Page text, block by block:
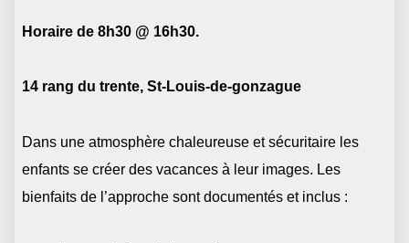
Horaire de 8h30 @ 16h30.
14 rang du trente, St-Louis-de-gonzague
Dans une atmosphère chaleureuse et sécuritaire les
enfants se créer des vacances à leur images. Les
bienfaits de l’approche sont documentés et inclus :